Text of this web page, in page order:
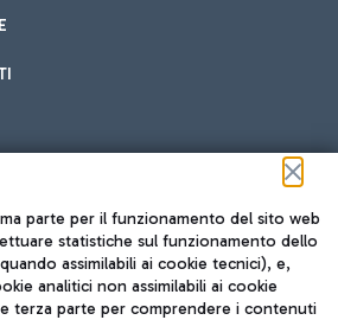
parte per il funzionamento del sito web
statistiche sul funzionamento dello
assimilabili ai cookie tecnici), e,
analitici non assimilabili ai cookie
terza parte per comprendere i contenuti